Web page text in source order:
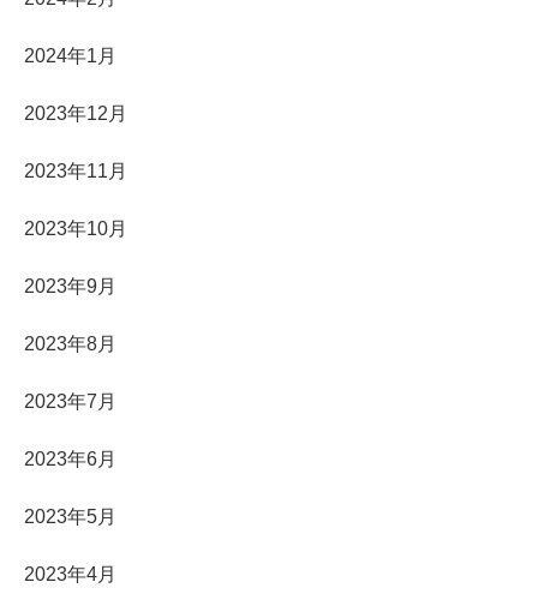
2024年1月
2023年12月
2023年11月
2023年10月
2023年9月
2023年8月
2023年7月
2023年6月
2023年5月
2023年4月